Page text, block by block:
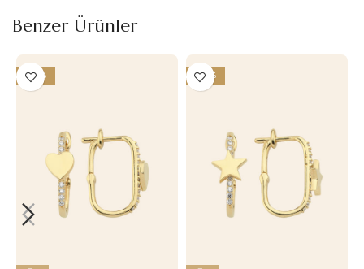
Benzer Ürünler
-20% -20%